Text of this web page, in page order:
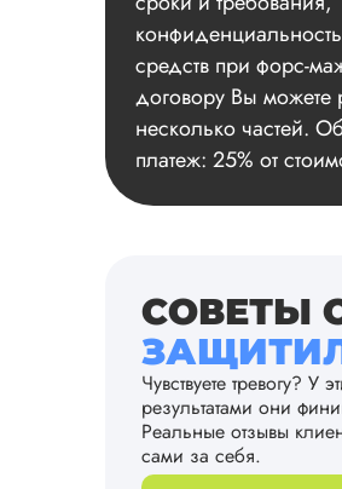
средств при форс-
договору Вы можете
несколько частей.
платеж: 25% от
СОВЕТЫ
Чувствуете тревогу?
результатами они
Реальные отзывы
сами за себя.